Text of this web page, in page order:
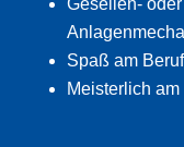
Gesellen-
Spaß am
Meisterlich am